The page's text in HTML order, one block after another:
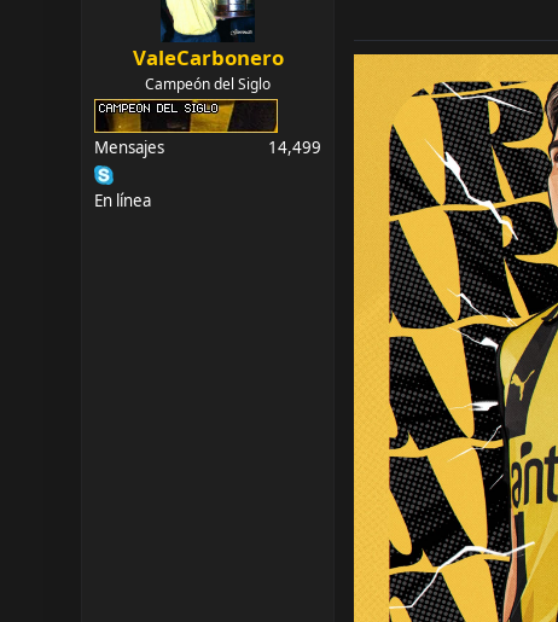
ValeCarbonero
Campeón del Siglo
Mensajes 14,499
En línea